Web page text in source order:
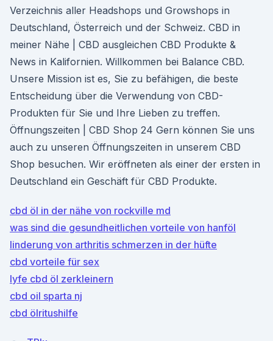
Verzeichnis aller Headshops und Growshops in
Deutschland, Österreich und der Schweiz. CBD in
meiner Nähe | CBD ausgleichen CBD Produkte &
News in Kalifornien. Willkommen bei Balance CBD.
Unsere Mission ist es, Sie zu befähigen, die beste
Entscheidung über die Verwendung von CBD-
Produkten für Sie und Ihre Lieben zu treffen.
Öffnungszeiten | CBD Shop 24 Gern können Sie uns
auch zu unseren Öffnungszeiten in unserem CBD
Shop besuchen. Wir eröffneten als einer der ersten in
Deutschland ein Geschäft für CBD Produkte.
cbd öl in der nähe von rockville md
was sind die gesundheitlichen vorteile von hanföl
linderung von arthritis schmerzen in der hüfte
cbd vorteile für sex
lyfe cbd öl zerkleinern
cbd oil sparta nj
cbd ölritushilfe